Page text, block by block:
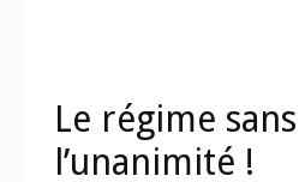
Le régime
l’unanimité !